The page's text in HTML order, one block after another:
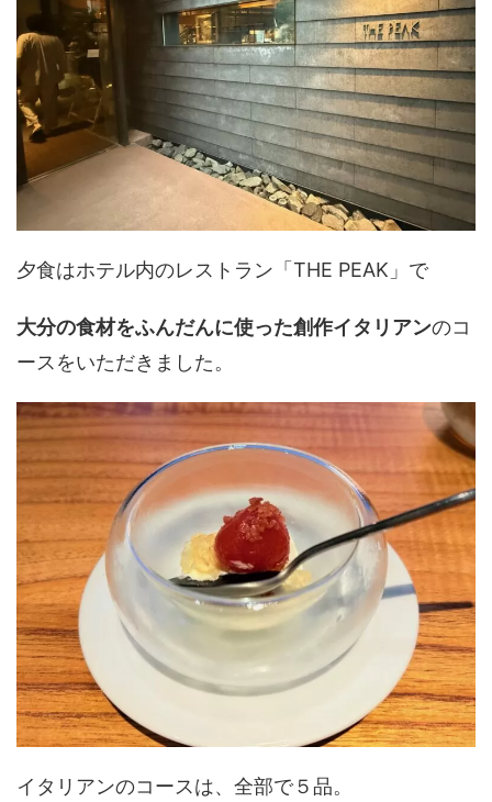
夕食はホテル内のレストラン「THE PEAK」で
大分の食材をふんだんに使った創作イタリアンのコ
ースをいただきました。
イタリアンのコースは、全部で５品。